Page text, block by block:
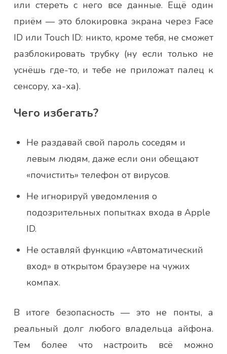
или стереть с него все данные. Ещё один
приём — это блокировка экрана через Face
ID или Touch ID: никто, кроме тебя, не сможет
разблокировать трубку (ну если только не
уснёшь где-то, и тебе не приложат палец к
сенсору, ха-ха).
Чего избегать?
Не раздавай свой пароль соседям и
левым людям, даже если они обещают
«почистить» телефон от вирусов.
Не игнорируй уведомления о
подозрительных попытках входа в Apple
ID.
Не оставляй функцию «Автоматический
вход» в открытом браузере на чужих
компах.
В итоге безопасность — это не понты, а
реальный долг любого владельца айфона.
Тем более что настроить всё можно